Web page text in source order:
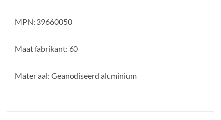
MPN: 39660050
Maat fabrikant: 60
Materiaal: Geanodiseerd aluminium